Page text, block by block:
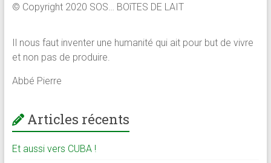
© Copyright 2020 SOS… BOîTES DE LAIT
Il nous faut inventer une humanité qui ait pour but de vivre
et non pas de produire.
Abbé Pierre
Articles récents
Et aussi vers CUBA !